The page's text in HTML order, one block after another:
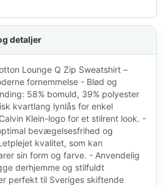
detaljer
Lounge Q Zip Sweatshirt –
fornemmelse - Blød og
58% bomuld, 39% polyester
kvartlang lynlås for enkel
Klein-logo for et stilrent look. -
bevægelsesfrihed og
kvalitet, som kan
sin form og farve. - Anvendelig
derhjemme og stilfuldt
perfekt til Sveriges skiftende